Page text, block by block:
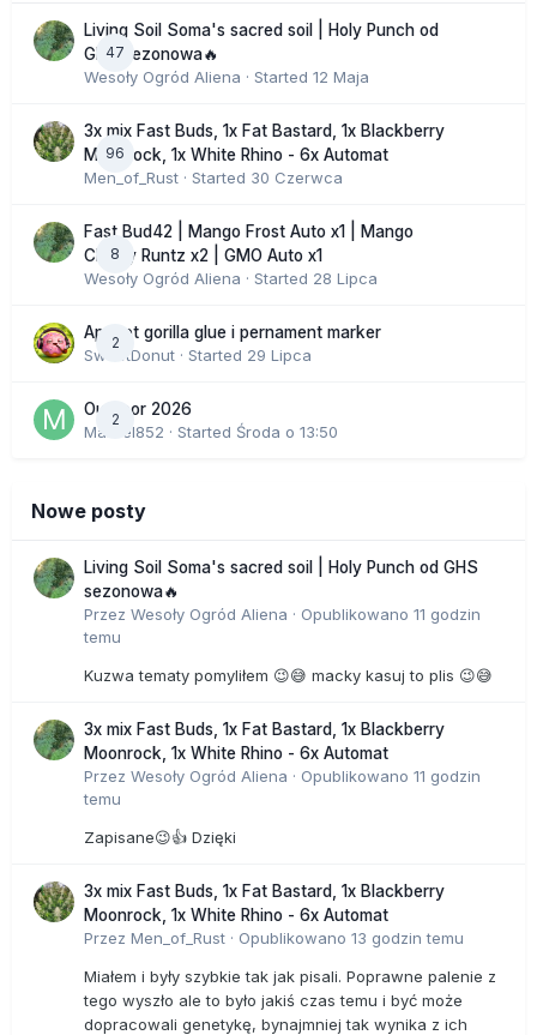
47
Living Soil Soma's sacred soil | Holy Punch od
GHS sezonowa🔥
Wesoły Ogród Aliena · Started 12 Maja
96
3x mix Fast Buds, 1x Fat Bastard, 1x Blackberry
Moonrock, 1x White Rhino - 6x Automat
Men_of_Rust · Started 30 Czerwca
8
Fast Bud42 | Mango Frost Auto x1 | Mango
Cherry Runtz x2 | GMO Auto x1
Wesoły Ogród Aliena · Started 28 Lipca
2
Apricot gorilla glue i pernament marker
SweetDonut · Started 29 Lipca
2
Outdoor 2026
Marcel852 · Started Środa o 13:50
Nowe posty
Living Soil Soma's sacred soil | Holy Punch od GHS
sezonowa🔥
Przez Wesoły Ogród Aliena · Opublikowano 11 godzin
temu
Kuzwa tematy pomyliłem 😉😅 macky kasuj to plis 😉😅
3x mix Fast Buds, 1x Fat Bastard, 1x Blackberry
Moonrock, 1x White Rhino - 6x Automat
Przez Wesoły Ogród Aliena · Opublikowano 11 godzin
temu
Zapisane😉👍 Dzięki
3x mix Fast Buds, 1x Fat Bastard, 1x Blackberry
Moonrock, 1x White Rhino - 6x Automat
Przez Men_of_Rust · Opublikowano 13 godzin temu
Miałem i były szybkie tak jak pisali. Poprawne palenie z
tego wyszło ale to było jakiś czas temu i być może
dopracowali genetykę, bynajmniej tak wynika z ich